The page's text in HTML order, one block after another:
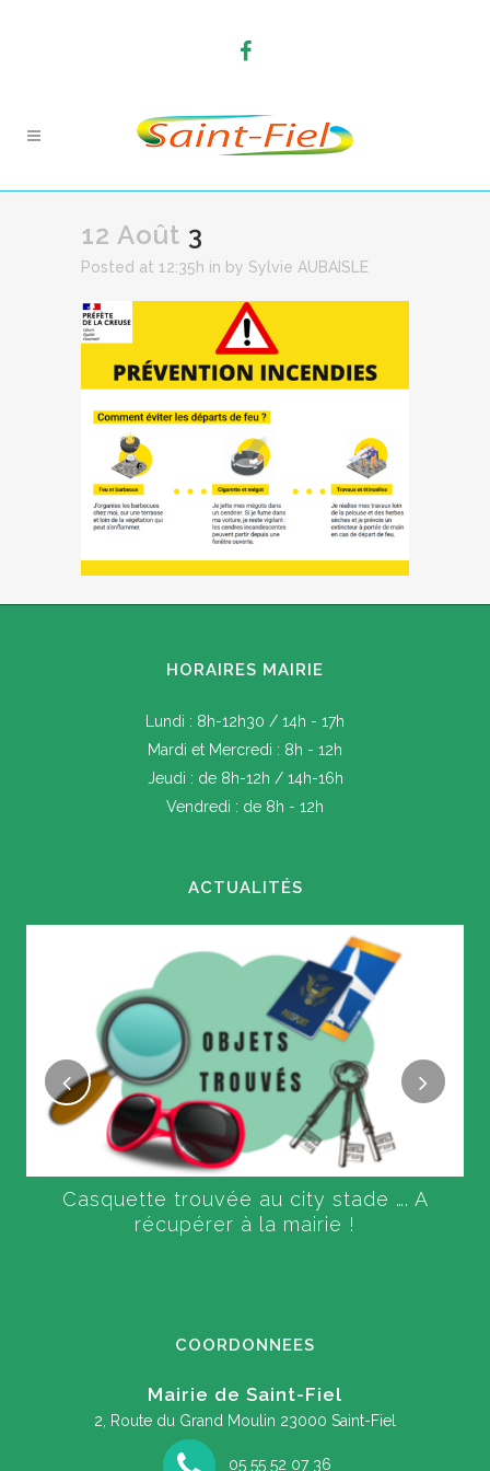
12 Août 3
Posted at 12:35h in by Sylvie AUBAISLE
HORAIRES MAIRIE
Lundi : 8h-12h30 / 14h - 17h
Mardi et Mercredi : 8h - 12h
Jeudi : de 8h-12h / 14h-16h
Vendredi : de 8h - 12h
ACTUALITÉS
Casquette trouvée au city stade …. A
récupérer à la mairie !
COORDONNEES
Mairie de Saint-Fiel
2, Route du Grand Moulin 23000 Saint-Fiel
05 55 52 07 36